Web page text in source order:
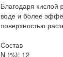
Благодаря кислой
воде и более
поверхностью
Состав
N (%): 12